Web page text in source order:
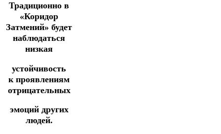
Традиционно в
«Коридор
Затмений» будет
наблюдаться
низкая
устойчивость
к проявлениям
отрицательных
эмоций других
людей.